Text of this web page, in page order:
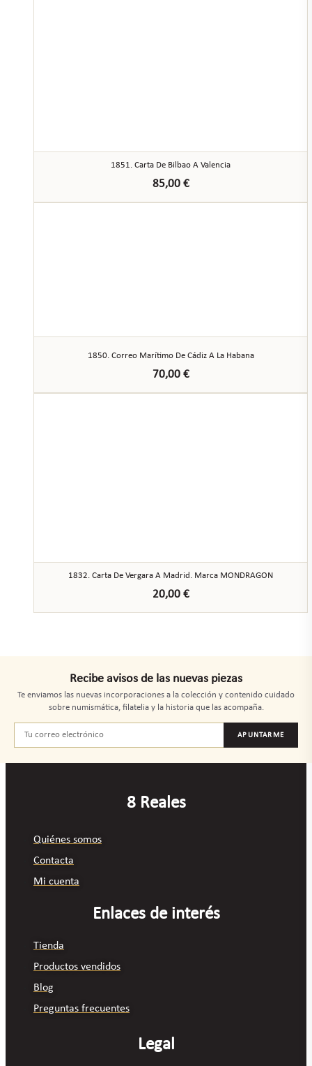
1851. Carta De Bilbao A Valencia
85,00 €
1850. Correo Marítimo De Cádiz A La Habana
70,00 €
1832. Carta De Vergara A Madrid. Marca MONDRAGON
20,00 €
Recibe avisos de las nuevas piezas
Te enviamos las nuevas incorporaciones a la colección y contenido cuidado
sobre numismática, filatelia y la historia que las acompaña.
APUNTARME
8 Reales
Quiénes somos
Contacta
Mi cuenta
Enlaces de interés
Tienda
Productos vendidos
Blog
Preguntas frecuentes
Legal